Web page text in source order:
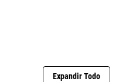
Expandir Todo